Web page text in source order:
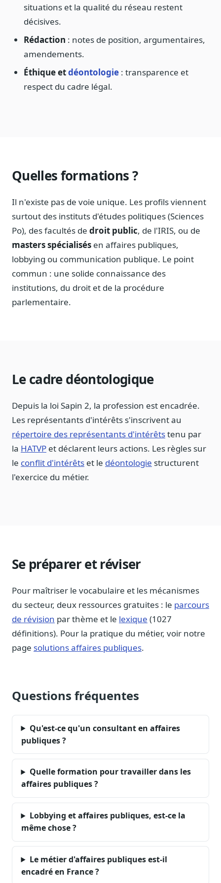
situations et la qualité du réseau restent
décisives.
Rédaction : notes de position, argumentaires,
amendements.
Éthique etdéontologie : transparence et
respect du cadre légal.
Quelles formations ?
Il n'existe pas de voie unique. Les profils viennent
surtout des instituts d'études politiques (Sciences
Po), des facultés de droit public, de l'IRIS, ou de
masters spécialisés en affaires publiques,
lobbying ou communication publique. Le point
commun : une solide connaissance des
institutions, du droit et de la procédure
parlementaire.
Le cadre déontologique
Depuis la loi Sapin 2, la profession est encadrée.
Les représentants d'intérêts s'inscrivent au
répertoire des représentants d'intérêtstenu par
la HATVP et déclarent leurs actions. Les règles sur
le conflit d'intérêts et le déontologie structurent
l'exercice du métier.
Se préparer et réviser
Pour maîtriser le vocabulaire et les mécanismes
du secteur, deux ressources gratuites : le parcours
de révision par thème et le lexique (1027
définitions). Pour la pratique du métier, voir notre
page solutions affaires publiques.
Questions fréquentes
Qu'est-ce qu'un consultant en affaires
publiques ?
Quelle formation pour travailler dans les
affaires publiques ?
Lobbying et affaires publiques, est-ce la
même chose ?
Le métier d'affaires publiques est-il
encadré en France ?